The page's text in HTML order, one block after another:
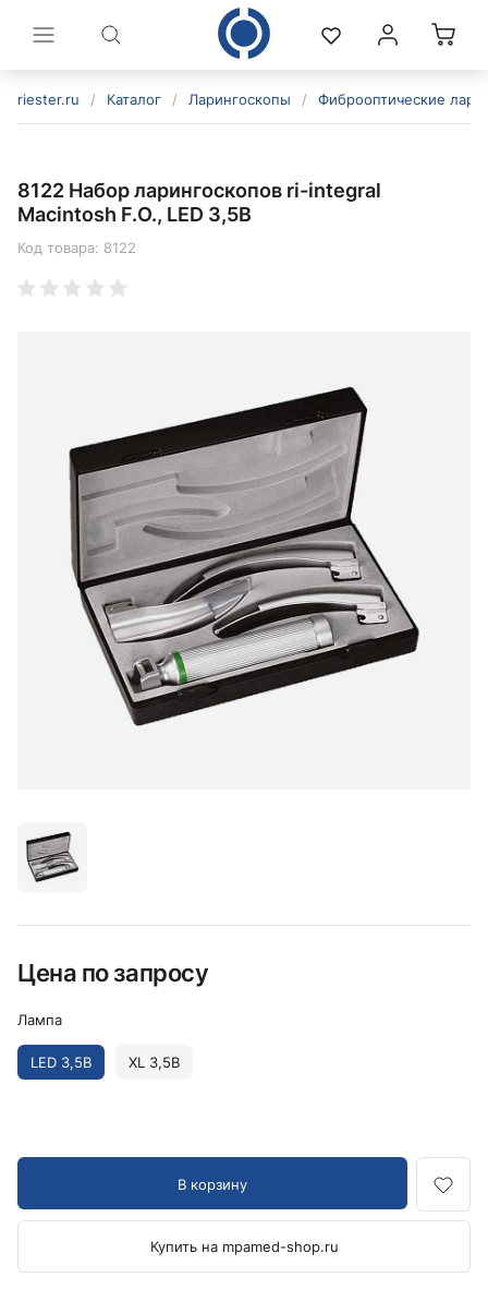
riester.ru / Каталог / Ларингоскопы / Фиброоптические
8122 Набор ларингоскопов ri-integral
Macintosh F.O., LED 3,5В
Код товара: 8122
Цена по запросу
Лампа
LED 3,5В XL 3,5В
В корзину
Купить на mpamed-shop.ru